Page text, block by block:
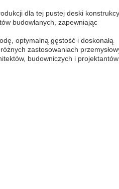
dla tej pustej deski
budowlanych, zapewniając
optymalną gęstość i doskonałą
zastosowaniach
budowniczych i projektantów